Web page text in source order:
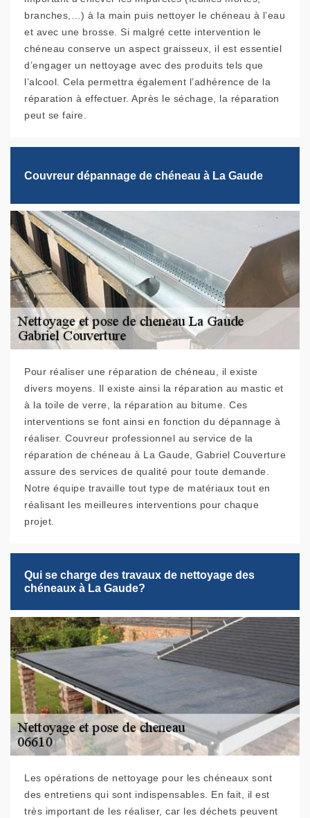
branches,…) à la main puis nettoyer le chéneau à l’eau
et avec une brosse. Si malgré cette intervention le
chéneau conserve un aspect graisseux, il est essentiel
d’engager un nettoyage avec des produits tels que
l’alcool. Cela permettra également l’adhérence de la
réparation à effectuer. Après le séchage, la réparation
peut se faire.
Couvreur dépannage de chéneau à La Gaude
Pour réaliser une réparation de chéneau, il existe
divers moyens. Il existe ainsi la réparation au mastic et
à la toile de verre, la réparation au bitume. Ces
interventions se font ainsi en fonction du dépannage à
réaliser. Couvreur professionnel au service de la
réparation de chéneau à La Gaude, Gabriel Couverture
assure des services de qualité pour toute demande.
Notre équipe travaille tout type de matériaux tout en
réalisant les meilleures interventions pour chaque
projet.
Qui se charge des travaux de nettoyage des
chéneaux à La Gaude?
Les opérations de nettoyage pour les chéneaux sont
des entretiens qui sont indispensables. En fait, il est
très important de les réaliser, car les déchets peuvent